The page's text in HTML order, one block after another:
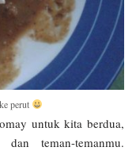
perut
untuk kita berdua,
teman-temanmu.